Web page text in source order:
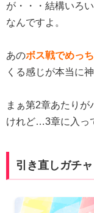
が・・・結構いろ
なんですよ。
あのボス戦でめっ
くる感じが本当に神
まぁ第2章あたり
けれど…3章に入っ
引き直しガチ